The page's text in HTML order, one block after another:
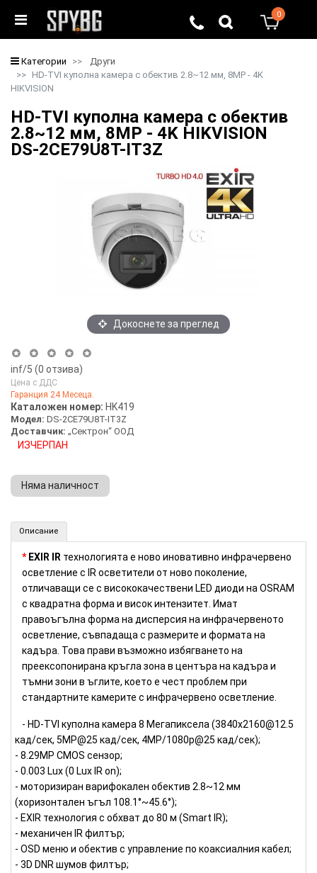
0
Категории
Други
HD-TVI куполна камера с обектив 2.8~12 мм, 8MP - 4K
HIKVISION
HD-TVI куполна камера с обектив
2.8~12 мм, 8MP - 4K HIKVISION
DS-2CE79U8T-IT3Z
Докоснете за преглед
inf/5 (0 отзива)
Цена с ДДС
Гаранция 24 Месеца.
Каталожен номер: HK419
Модел: DS-2CE79U8T-IT3Z
Доставчик: „Сектрон“ ООД
ИЗЧЕРПАН
Няма наличност
Описание
*EXIR IR технологията е ново иновативно инфрачервено
осветление с IR осветители от ново поколение,
отличаващи се с висококачествени LED диоди на OSRAM
с квадратна форма и висок интензитет. Имат
правоъгълна форма на дисперсия на инфрачервеното
осветление, съвпадаща с размерите и формата на
кадъра. Това прави възможно избягването на
преексопонирана кръгла зона в центъра на кадъра и
тъмни зони в ъглите, което е чест проблем при
стандартните камерите с инфрачервено осветление.
- HD-TVI куполна камера 8 Мегапиксела (3840х2160@12.5
кад/сек, 5MP@25 кад/сек, 4MP/1080p@25 кад/сек);
- 8.29MP CMOS сензор;
- 0.003 Lux (0 Lux IR on);
- моторизиран варифокален обектив 2.8~12 мм
(хоризонтален ъгъл 108.1°~45.6°);
- EXIR технология с обхват до 80 м (Smart IR);
- механичен IR филтър;
- OSD меню и обектив с управление по коаксиалния кабел;
- 3D DNR шумов филтър;